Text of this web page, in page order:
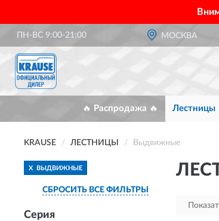
ПН-ВС 9:00-21:00 МОСКВА
ОФИЦИАЛЬНЫЙ ДИЛЕР
🔥 Распродажа 🔥 Лестницы
KRAUSE ЛЕСТНИЦЫ Выдвижные
X ВЫДВИЖНЫЕ
СБРОСИТЬ ВСЕ ФИЛЬТРЫ
Серия